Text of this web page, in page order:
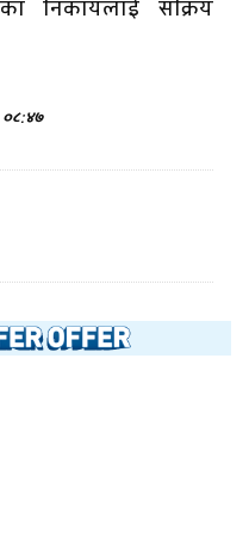
निकायलाई सक्रिय
०८:४७